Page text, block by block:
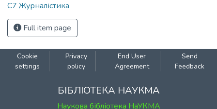
С7 Журналістика
Full item page
Cookie
settings
Privacy
policy
End User
Agreement
Send
Feedback
БІБЛІОТЕКА НАУКМА
Наукова бібліотека НаУКМА